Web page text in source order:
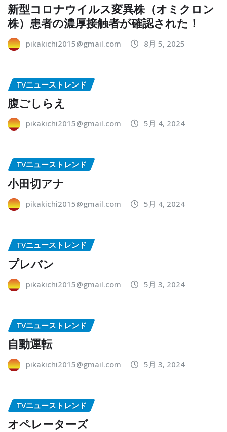
新型コロナウイルス変異株（オミクロン
株）患者の濃厚接触者が確認された！
pikakichi2015@gmail.com 8月 5, 2025
TVニューストレンド
腹ごしらえ
pikakichi2015@gmail.com 5月 4, 2024
TVニューストレンド
小田切アナ
pikakichi2015@gmail.com 5月 4, 2024
TVニューストレンド
プレバン
pikakichi2015@gmail.com 5月 3, 2024
TVニューストレンド
自動運転
pikakichi2015@gmail.com 5月 3, 2024
TVニューストレンド
オペレーターズ